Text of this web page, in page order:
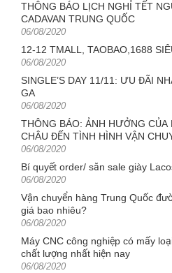
THÔNG BÁO LỊCH NGHỈ TẾT
CADAVAN TRUNG QUỐC
Posted
06/08/2020
12-12 TMALL, TAOBAO,1688
Posted
06/08/2020
SINGLE’S DAY 11/11: ƯU ĐÃI
GA
Posted
06/08/2020
THÔNG BÁO: ẢNH HƯỞNG
CHÂU ĐẾN TÌNH HÌNH VẬN
Posted
06/08/2020
Bí quyết order/ săn sale giày
Posted
06/08/2020
Vận chuyển hàng Trung Quốc
giá bao nhiêu?
Posted
06/08/2020
Máy CNC công nghiệp có mấy
chất lượng nhất hiện nay
Posted
06/08/2020